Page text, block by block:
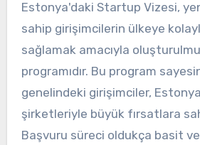
Estonya'daki Startup Vizesi,
sahip girişimcilerin ülkeye
sağlamak amacıyla
programıdır. Bu program
genelindeki girişimciler,
şirketleriyle büyük fırsatlara
Başvuru süreci oldukça basit ve